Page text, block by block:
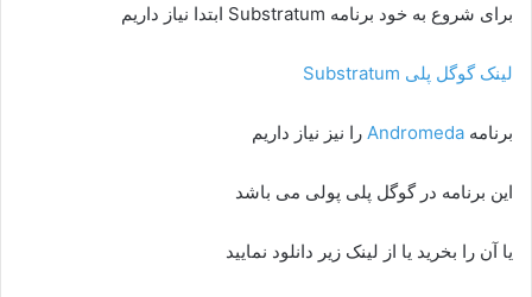
برای شروع به خود برنامه Substratum ابتدا نیاز داریم
لینک گوگل پلی Substratum
برنامه Andromeda را نیز نیاز داریم
این برنامه در گوگل پلی پولی می باشد
یا آن را بخرید یا از لینک زیر دانلود نمایید